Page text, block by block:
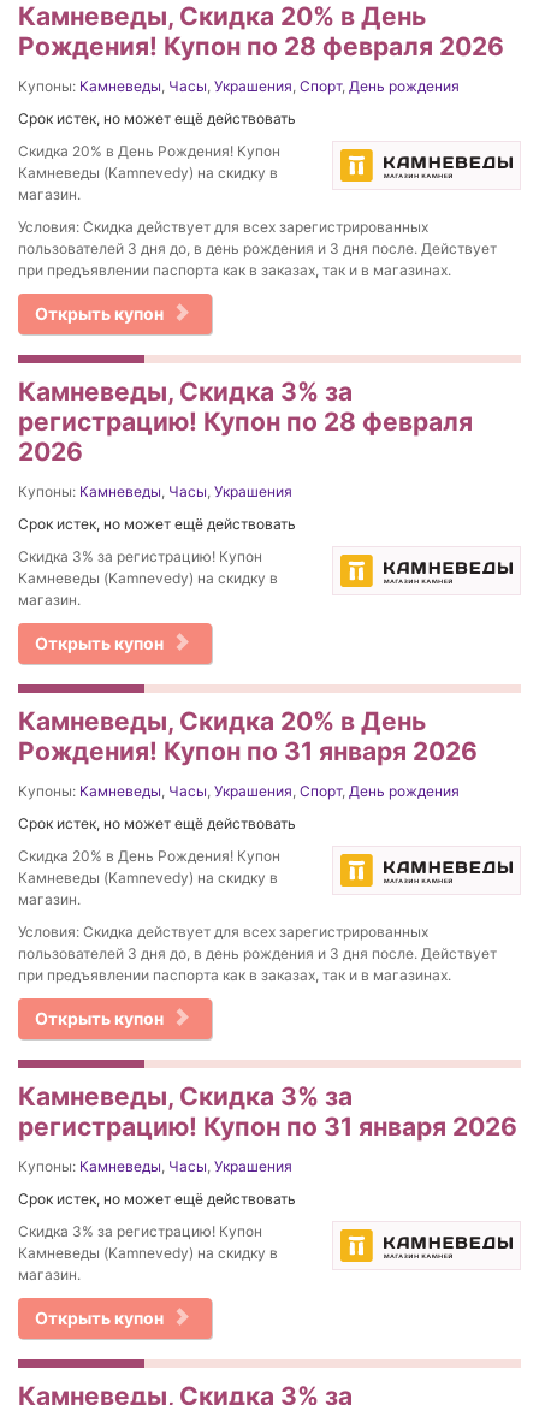
Камневеды, Скидка 20% в День
Рождения! Купон по 28 февраля 2026
Купоны: Камневеды, Часы, Украшения, Спорт, День рождения
Срок истек, но может ещё действовать
Скидка 20% в День Рождения! Купон
Камневеды (Kamnevedy) на скидку в
магазин.
Условия: Скидка действует для всех зарегистрированных
пользователей 3 дня до, в день рождения и 3 дня после. Действует
при предъявлении паспорта как в заказах, так и в магазинах.
Открыть купон
Камневеды, Скидка 3% за
регистрацию! Купон по 28 февраля
2026
Купоны: Камневеды, Часы, Украшения
Срок истек, но может ещё действовать
Скидка 3% за регистрацию! Купон
Камневеды (Kamnevedy) на скидку в
магазин.
Открыть купон
Камневеды, Скидка 20% в День
Рождения! Купон по 31 января 2026
Купоны: Камневеды, Часы, Украшения, Спорт, День рождения
Срок истек, но может ещё действовать
Скидка 20% в День Рождения! Купон
Камневеды (Kamnevedy) на скидку в
магазин.
Условия: Скидка действует для всех зарегистрированных
пользователей 3 дня до, в день рождения и 3 дня после. Действует
при предъявлении паспорта как в заказах, так и в магазинах.
Открыть купон
Камневеды, Скидка 3% за
регистрацию! Купон по 31 января 2026
Купоны: Камневеды, Часы, Украшения
Срок истек, но может ещё действовать
Скидка 3% за регистрацию! Купон
Камневеды (Kamnevedy) на скидку в
магазин.
Открыть купон
Камневеды, Скидка 3% за